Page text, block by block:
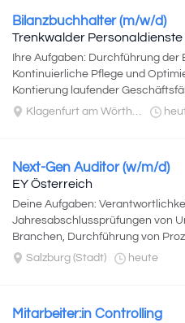
Bilanzbuchhalter (m/w/d)
Trenkwalder Personaldienste
Ihre Aufgaben: Durchführung
Kontinuierliche Pflege und
Kontierung laufender
und Nebenbuchkonten...
Klagenfurt am Wörthersee
Next-Gen Auditor (w/m/d)
EY Österreich
Deine Aufgaben:
Jahresabschlussprüfungen von
Branchen, Durchführung von
sowie Dokumentation und
Salzburg (Stadt) heute
Mitarbeiter:in Controlling